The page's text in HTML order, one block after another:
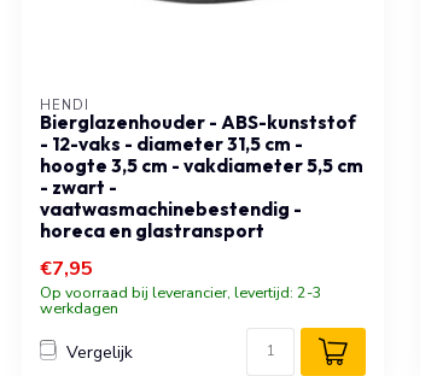
HENDI
Bierglazenhouder - ABS-kunststof
- 12-vaks - diameter 31,5 cm -
hoogte 3,5 cm - vakdiameter 5,5 cm
- zwart -
vaatwasmachinebestendig -
horeca en glastransport
€7,95
Op voorraad bij leverancier, levertijd: 2-3
werkdagen
Vergelijk